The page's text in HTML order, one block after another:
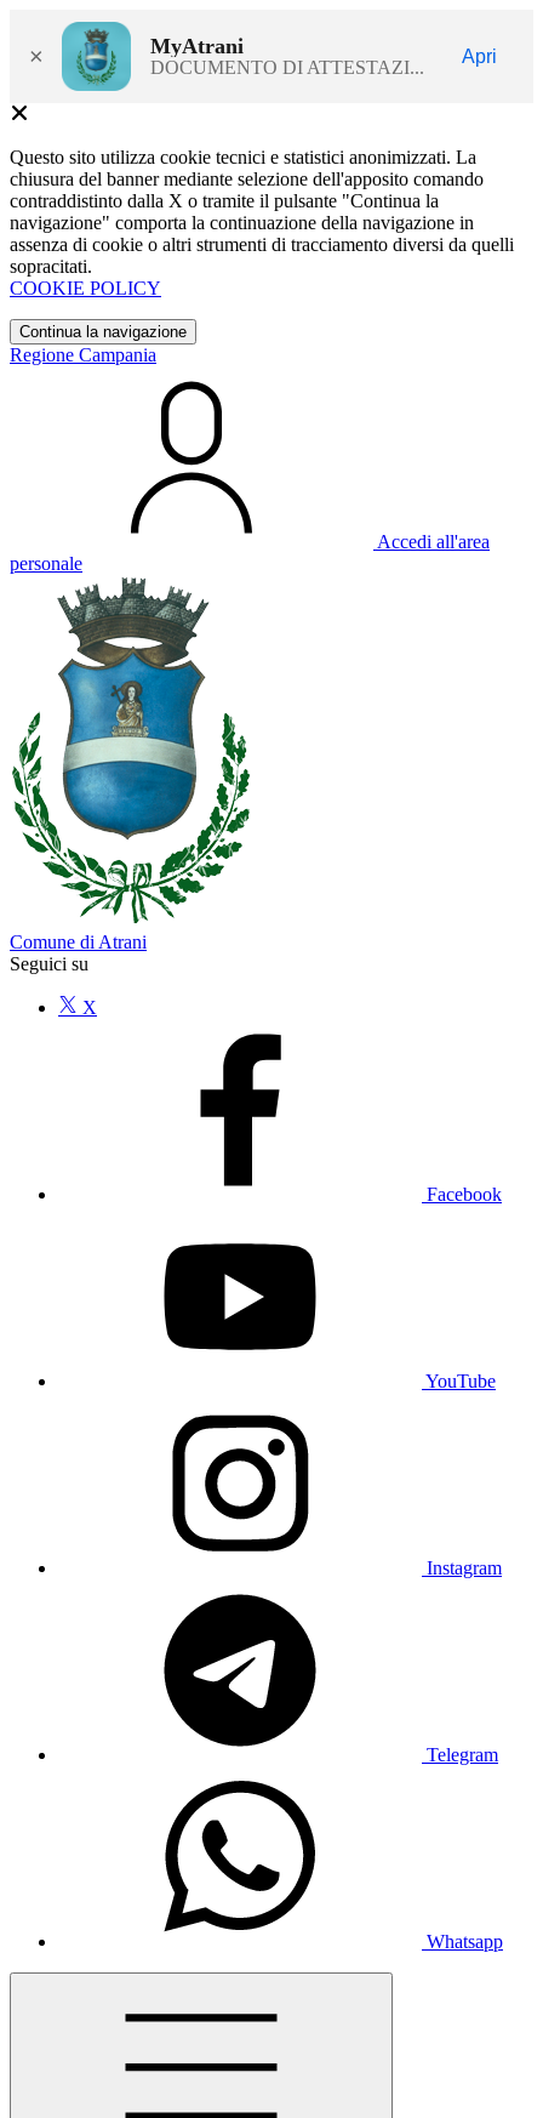
× MyAtrani
DOCUMENTO DI ATTESTAZI...
Apri
Questo sito utilizza cookie tecnici e statistici anonimizzati. La
chiusura del banner mediante selezione dell'apposito comando
contraddistinto dalla X o tramite il pulsante "Continua la
navigazione" comporta la continuazione della navigazione in
assenza di cookie o altri strumenti di tracciamento diversi da quelli
sopracitati.
COOKIE POLICY
Continua la navigazione
Regione Campania
Accedi all'area
personale
Comune di Atrani
Seguici su
X
Facebook
YouTube
Instagram
Telegram
Whatsapp